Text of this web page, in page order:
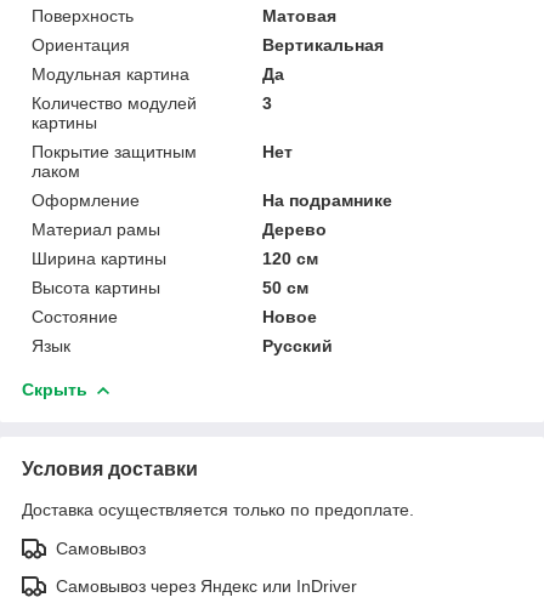
Поверхность
Матовая
Ориентация
Вертикальная
Модульная картина
Да
Количество модулей
картины
3
Покрытие защитным
лаком
Нет
Оформление
На подрамнике
Материал рамы
Дерево
Ширина картины
120 см
Высота картины
50 см
Состояние
Новое
Язык
Русский
Скрыть
Условия доставки
Доставка осуществляется только по предоплате.
Самовывоз
Самовывоз через Яндекс или InDriver